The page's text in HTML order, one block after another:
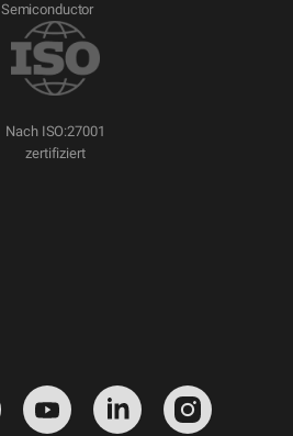
Semiconductor
Nach ISO:27001
zertifiziert